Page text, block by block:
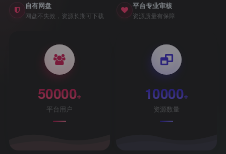
自有网盘
网盘不失效，资源长期可下载
平台专业审核
资源质量有保障
50000+
平台用户
10000+
资源数量